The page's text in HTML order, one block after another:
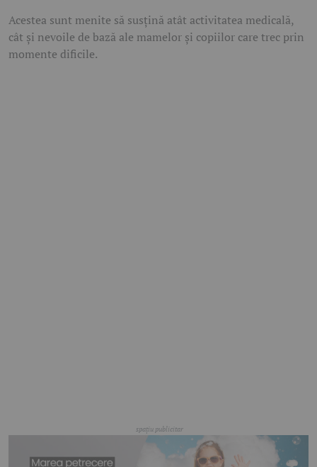
Acestea sunt menite să susțină atât activitatea medicală,
cât și nevoile de bază ale mamelor și copiilor care trec prin
momente dificile.